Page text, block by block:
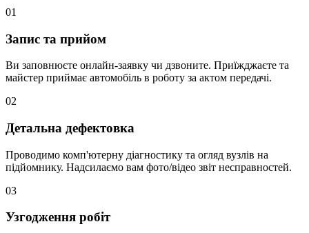
01
Запис та прийом
Ви заповнюєте онлайн-заявку чи дзвоните. Приїжджаєте та
майстер приймає автомобіль в роботу за актом передачі.
02
Детальна дефектовка
Проводимо комп'ютерну діагностику та огляд вузлів на
підйомнику. Надсилаємо вам фото/відео звіт несправностей.
03
Узгодження робіт